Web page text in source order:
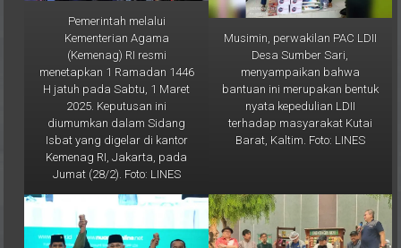
Kementerian Agama
(Kemenag) RI resmi
menetapkan 1 Ramadan 1446
H jatuh pada Sabtu, 1 Maret
2025. Keputusan ini
diumumkan dalam Sidang
Isbat yang digelar di kantor
Kemenag RI, Jakarta, pada
Jumat (28/2). Foto: LINES
Musimin, perwakilan PAC LDII
Desa Sumber Sari,
menyampaikan bahwa
bantuan ini merupakan bentuk
nyata kepedulian LDII
terhadap masyarakat Kutai
Barat, Kaltim. Foto: LINES